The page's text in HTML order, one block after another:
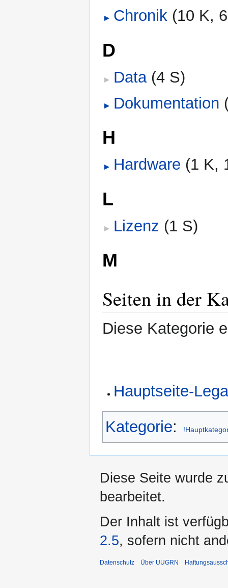
Chronik (10 K,
D
Data‎ (4 S)
Dokumentation
H
Hardware (1 K,
L
Lizenz (1 S)
M
Seiten in der
Diese Kategorie
Hauptseite-
Kategorie:
Diese Seite wurde
bearbeitet.
Der Inhalt ist
2.5, sofern nicht
Datenschutz Über UUGRN